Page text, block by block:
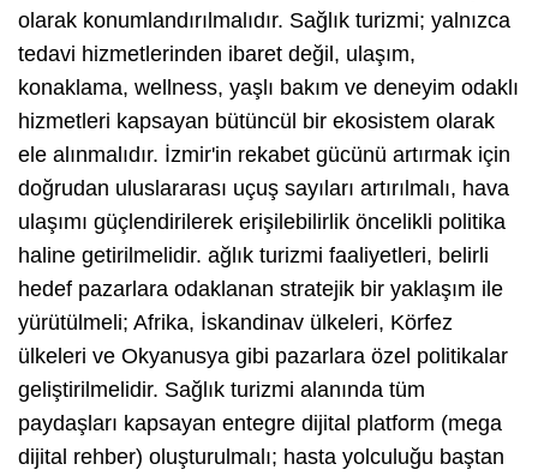
olarak konumlandırılmalıdır. Sağlık turizmi; yalnızca
tedavi hizmetlerinden ibaret değil, ulaşım,
konaklama, wellness, yaşlı bakım ve deneyim odaklı
hizmetleri kapsayan bütüncül bir ekosistem olarak
ele alınmalıdır. İzmir'in rekabet gücünü artırmak için
doğrudan uluslararası uçuş sayıları artırılmalı, hava
ulaşımı güçlendirilerek erişilebilirlik öncelikli politika
haline getirilmelidir. ağlık turizmi faaliyetleri, belirli
hedef pazarlara odaklanan stratejik bir yaklaşım ile
yürütülmeli; Afrika, İskandinav ülkeleri, Körfez
ülkeleri ve Okyanusya gibi pazarlara özel politikalar
geliştirilmelidir. Sağlık turizmi alanında tüm
paydaşları kapsayan entegre dijital platform (mega
dijital rehber) oluşturulmalı; hasta yolculuğu baştan